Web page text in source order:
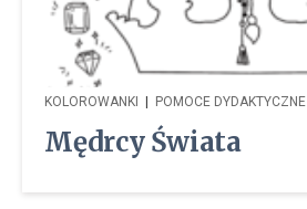
KOLOROWANKI POMOCE DYDAKTYCZNE
Mędrcy Świata